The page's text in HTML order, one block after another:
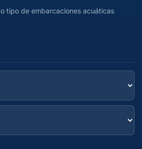
tipo de embarcaciones acuáticas